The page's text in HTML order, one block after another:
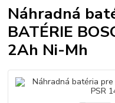
Náhradná
BATÉRIE
2Ah Ni-Mh